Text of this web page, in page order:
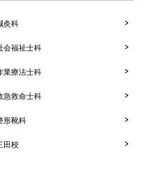
灸科
会福祉士科
業療法士科
急救命士科
形靴科
田校